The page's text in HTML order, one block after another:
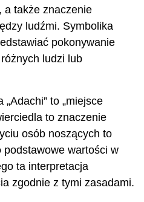
a także znaczenie
ludźmi. Symbolika
pokonywanie
ludzi lub
to „miejsce
to znaczenie
osób noszących to
wartości w
ta interpretacja
zgodnie z tymi zasadami.